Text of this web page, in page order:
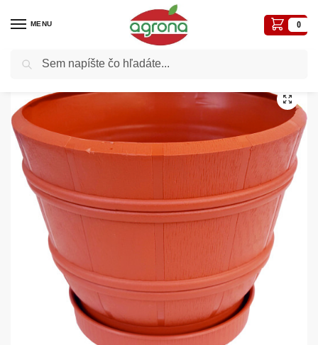
MENU 0
Domov Kvetináče, plôtiky, sadbovače, vázy, truhlíky...